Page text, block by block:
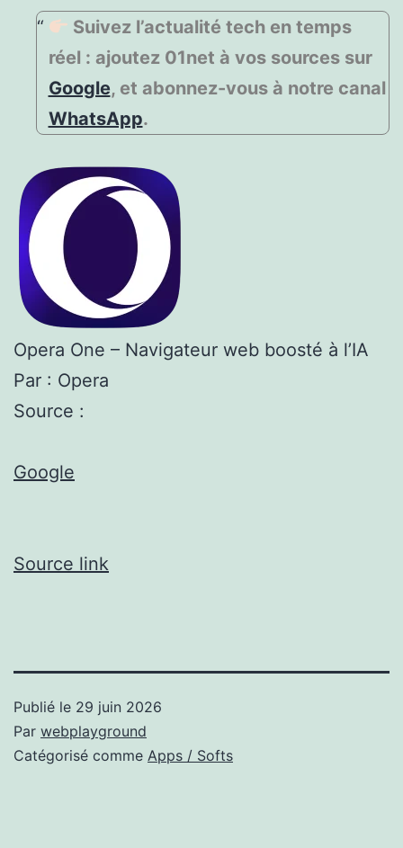
Suivez l’actualité tech en temps
réel : ajoutez 01net à vos sources sur
Google, et abonnez-vous à notre canal
WhatsApp.
Opera One – Navigateur web boosté à l’IA
Par : Opera
Source :
Google
Source link
Publié le 29 juin 2026
Par webplayground
Catégorisé comme Apps / Softs